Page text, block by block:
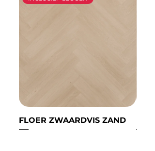
FLOER ZWAARDVIS ZAND